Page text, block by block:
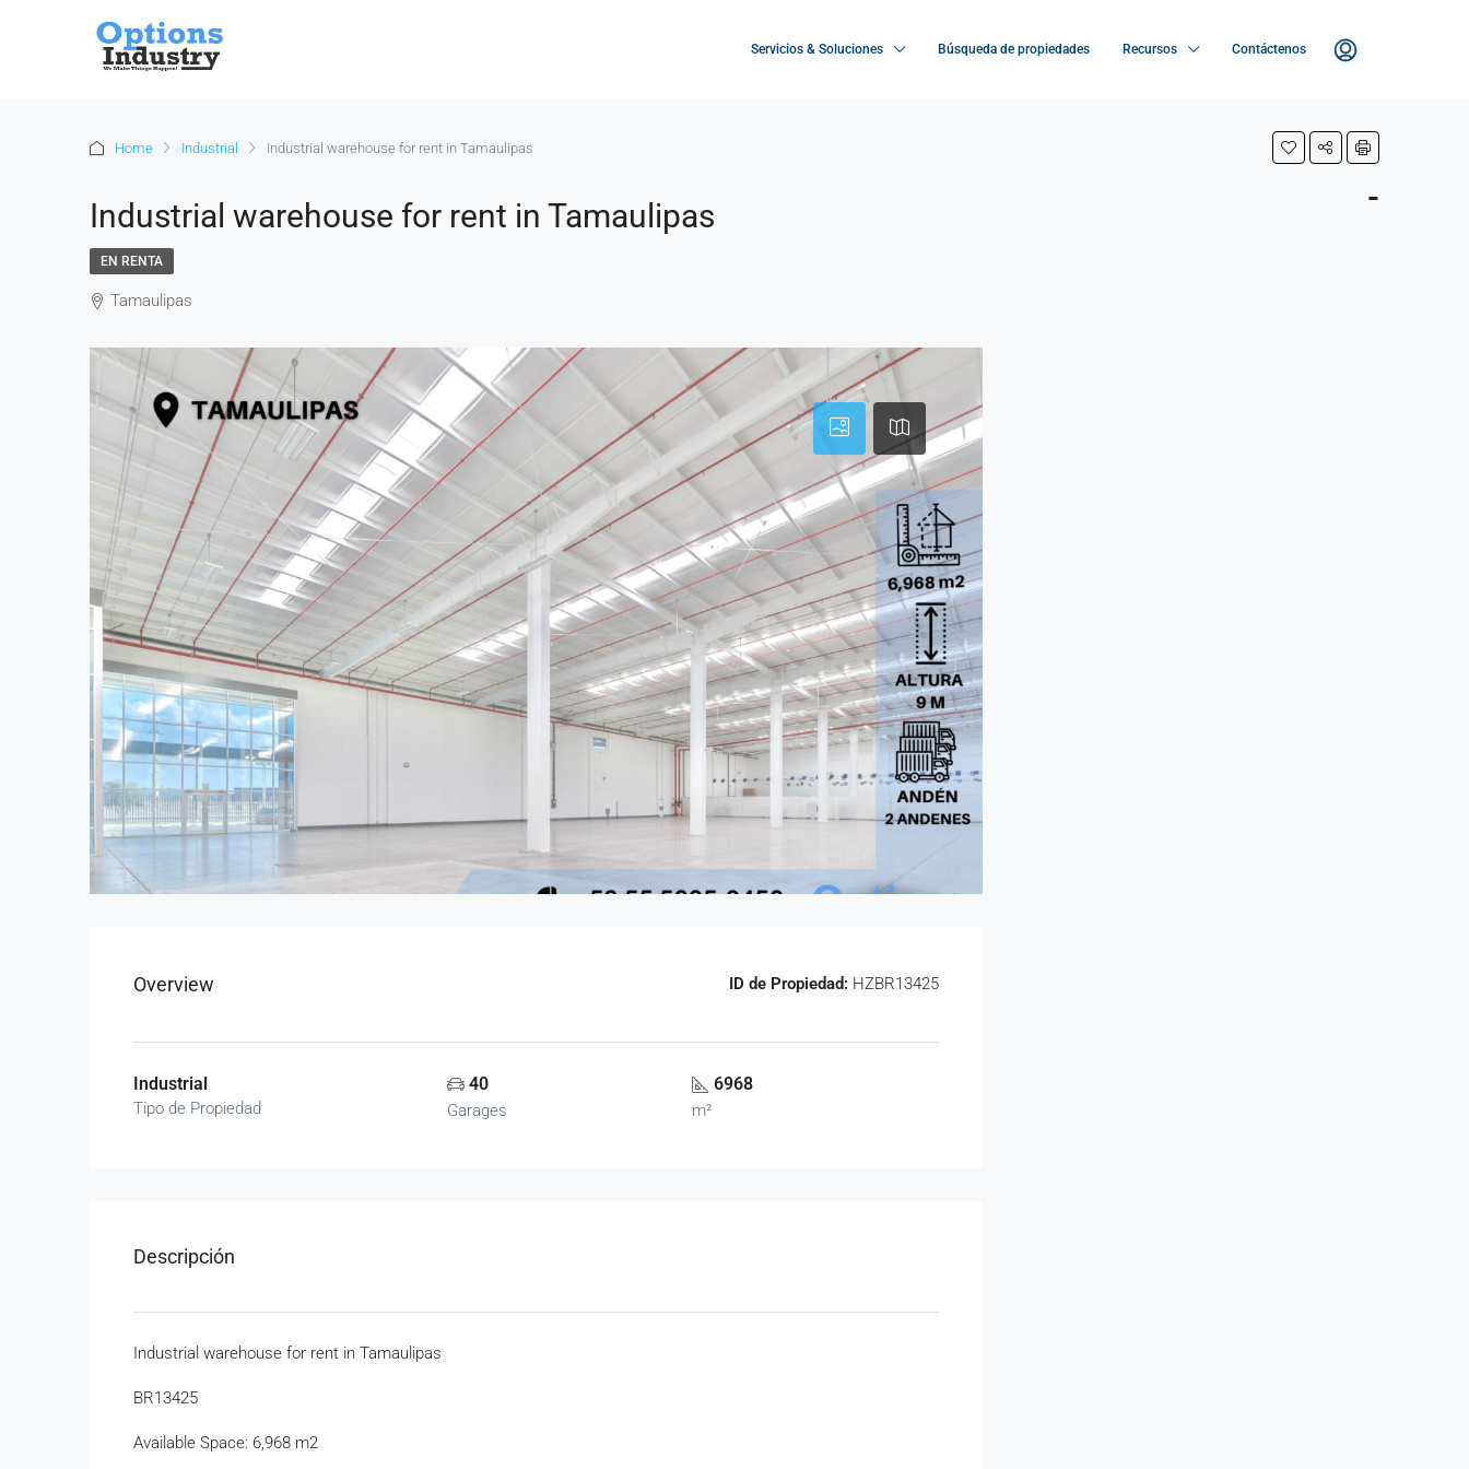
Servicios & Soluciones Búsqueda de propiedades Recursos Contáctenos
Home Industrial Industrial warehouse for rent in Tamaulipas
Industrial warehouse for rent in Tamaulipas -
EN RENTA
Tamaulipas
Overview ID de Propiedad: HZBR13425
Industrial
Tipo de Propiedad
40
Garages
6968
m²
Descripción
Industrial warehouse for rent in Tamaulipas
BR13425
Available Space: 6,968 m2